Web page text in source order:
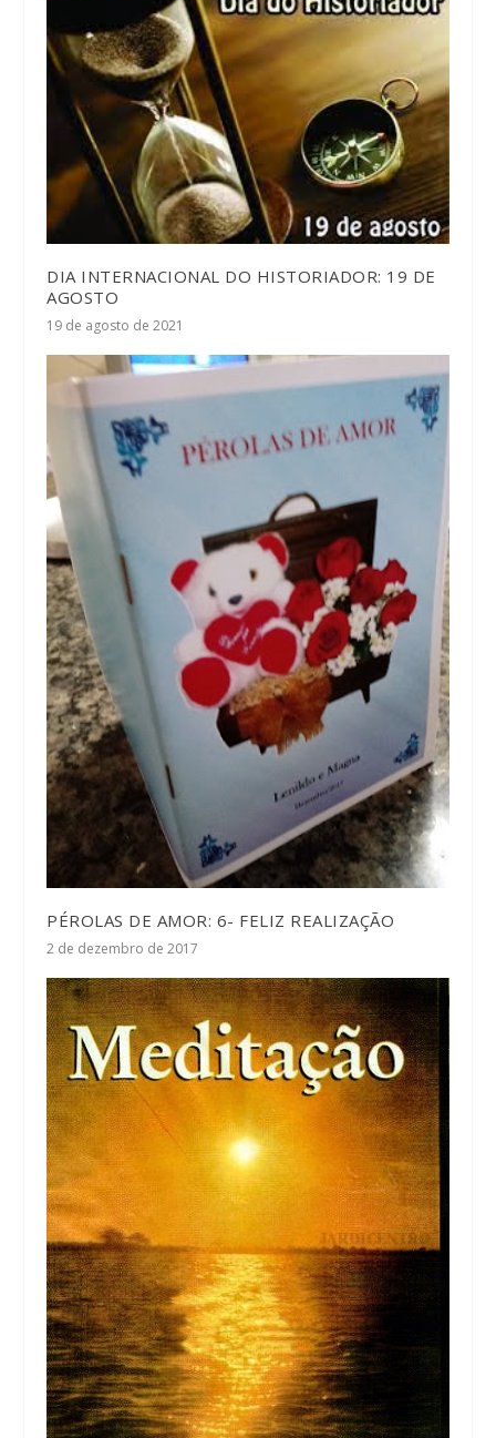
DIA INTERNACIONAL DO HISTORIADOR: 19 DE
AGOSTO
19 de agosto de 2021
PÉROLAS DE AMOR: 6- FELIZ REALIZAÇÃO
2 de dezembro de 2017